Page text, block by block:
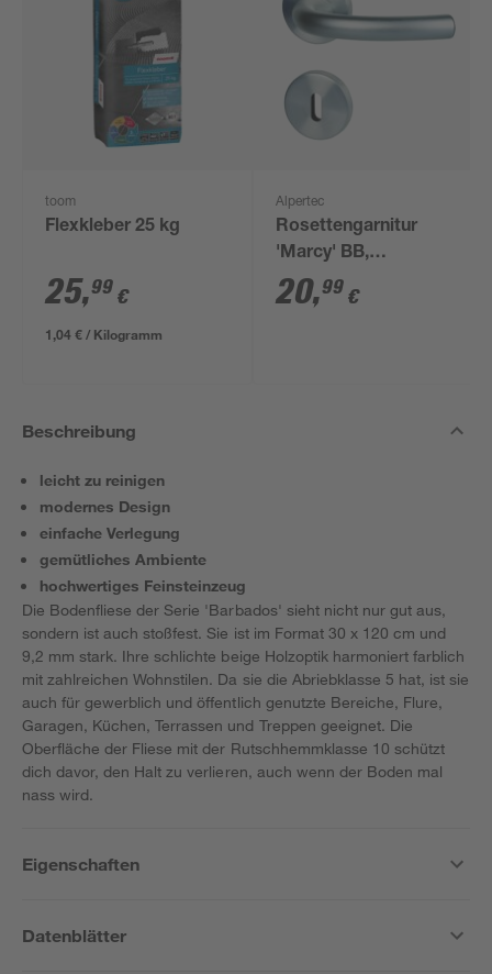
toom
Flexkleber 25 kg
25,99 €
1,04 € / Kilogramm
Alpertec
Rosettengarnitur
'Marcy' BB,
Aluminium F1 eloxiert
20,99 €
Beschreibung
leicht zu reinigen
modernes Design
einfache Verlegung
gemütliches Ambiente
hochwertiges Feinsteinzeug
Die Bodenfliese der Serie 'Barbados' sieht nicht nur gut aus,
sondern ist auch stoßfest. Sie ist im Format 30 x 120 cm und
9,2 mm stark. Ihre schlichte beige Holzoptik harmoniert farblich
mit zahlreichen Wohnstilen. Da sie die Abriebklasse 5 hat, ist sie
auch für gewerblich und öffentlich genutzte Bereiche, Flure,
Garagen, Küchen, Terrassen und Treppen geeignet. Die
Oberfläche der Fliese mit der Rutschhemmklasse 10 schützt
dich davor, den Halt zu verlieren, auch wenn der Boden mal
nass wird.
Eigenschaften
Datenblätter